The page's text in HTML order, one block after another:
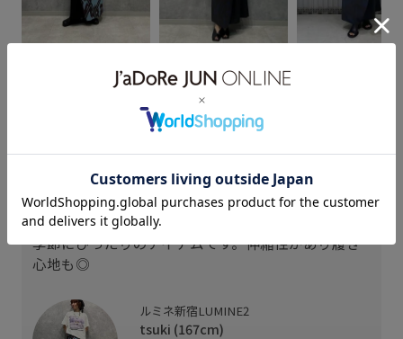
174cm SIZE:38
スタッフレビュー
デザイン性がありシンプルになりがちなこれからの
季節にぴったりのアイテムです。伸縮性があり履き
心地も◎
ルミネ新宿LUMINE2
tsuki (167cm)